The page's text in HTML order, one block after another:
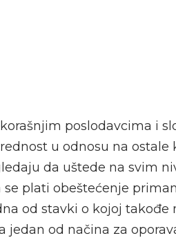
poslodavcima i
u odnosu na ostale
da uštede na svim
plati obeštećenje
od stavki o kojoj takođe
jedan od načina za